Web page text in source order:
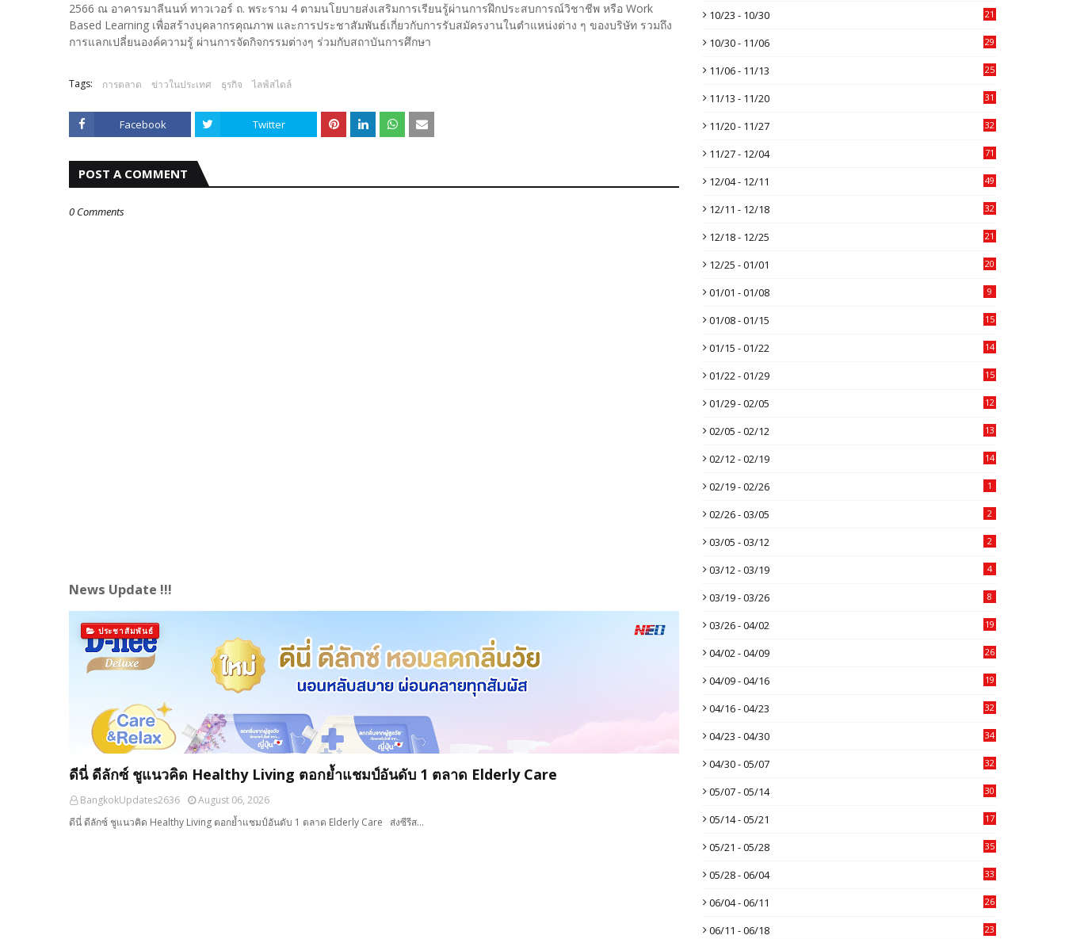
2566 ณ อาคารมาลีนนท์ ทาวเวอร์ ถ. พระราม 4 ตามนโยบายส่งเสริมการเรียนรู้ผ่านการฝึกประสบการณ์วิชาชีพ หรือ Work
Based Learning เพื่อสร้างบุคลากรคุณภาพ และการประชาสัมพันธ์เกี่ยวกับการรับสมัครงานในตำแหน่งต่าง ๆ ของบริษัท รวมถึง
การแลกเปลี่ยนองค์ความรู้ ผ่านการจัดกิจกรรมต่างๆ ร่วมกับสถาบันการศึกษา
Tags: การตลาด ข่าวในประเทศ ธุรกิจ ไลฟ์สไตล์
Facebook Twitter
POST A COMMENT
0 Comments
News Update !!!
ประชาสัมพันธ์
ดีนี่ ดีลักซ์ ชูแนวคิด Healthy Living ตอกย้ำแชมป์อันดับ 1 ตลาด Elderly Care
BangkokUpdates2636
August 06, 2026
ดีนี่ ดีลักซ์ ชูแนวคิด Healthy Living ตอกย้ำแชมป์อันดับ 1 ตลาด Elderly Care ส่งซีรีส…
10/23 - 10/30 21
10/30 - 11/06 29
11/06 - 11/13 25
11/13 - 11/20 31
11/20 - 11/27 32
11/27 - 12/04 71
12/04 - 12/11 49
12/11 - 12/18 32
12/18 - 12/25 21
12/25 - 01/01 20
01/01 - 01/08 9
01/08 - 01/15 15
01/15 - 01/22 14
01/22 - 01/29 15
01/29 - 02/05 12
02/05 - 02/12 13
02/12 - 02/19 14
02/19 - 02/26 1
02/26 - 03/05 2
03/05 - 03/12 2
03/12 - 03/19 4
03/19 - 03/26 8
03/26 - 04/02 19
04/02 - 04/09 26
04/09 - 04/16 19
04/16 - 04/23 32
04/23 - 04/30 34
04/30 - 05/07 32
05/07 - 05/14 30
05/14 - 05/21 17
05/21 - 05/28 35
05/28 - 06/04 33
06/04 - 06/11 26
06/11 - 06/18 23